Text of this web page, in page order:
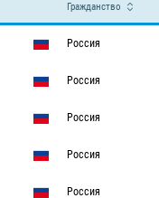
Гражданство
Россия
Россия
Россия
Россия
Россия